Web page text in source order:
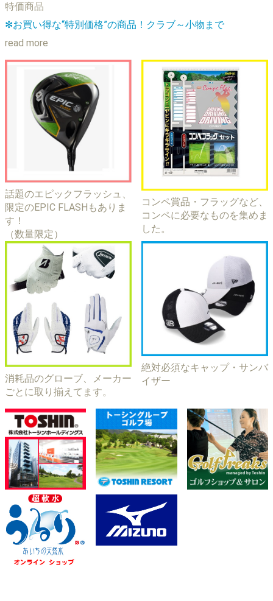
特価商品
✻お買い得な“特別価格”の商品！クラブ～小物まで
read more
話題のエピックフラッシュ、
限定のEPIC FLASHもありま
す！
（数量限定）
コンペ賞品・フラッグなど、
コンペに必要なものを集めま
した。
消耗品のグローブ、メーカー
ごとに取り揃えてます。
絶対必須なキャップ・サンバ
イザー